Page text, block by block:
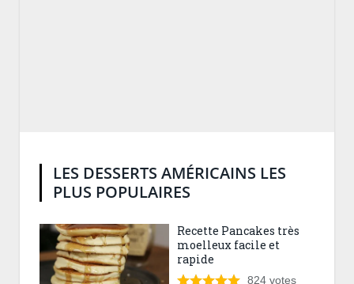
LES DESSERTS AMÉRICAINS LES
PLUS POPULAIRES
Recette Pancakes très
moelleux facile et
rapide
824 votes